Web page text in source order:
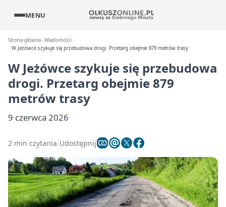
MENU
Strona główna Wiadomości
W Jeżówce szykuje się przebudowa drogi. Przetarg obejmie 879 metrów trasy
W Jeżówce szykuje się przebudowa
drogi. Przetarg obejmie 879
metrów trasy
9 czerwca 2026
2 min czytania Udostępnij